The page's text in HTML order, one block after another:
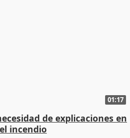
01:17
de explicaciones en
incendio